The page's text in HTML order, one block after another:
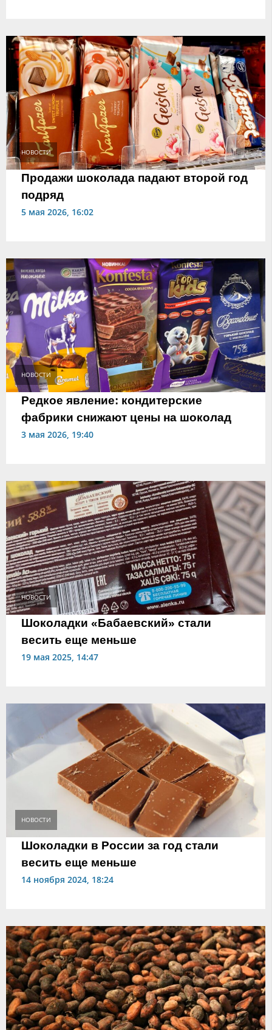
НОВОСТИ
Продажи шоколада падают второй год
подряд
5 мая 2026, 16:02
НОВОСТИ
Редкое явление: кондитерские
фабрики снижают цены на шоколад
3 мая 2026, 19:40
НОВОСТИ
Шоколадки «Бабаевский» стали
весить еще меньше
19 мая 2025, 14:47
НОВОСТИ
Шоколадки в России за год стали
весить еще меньше
14 ноября 2024, 18:24